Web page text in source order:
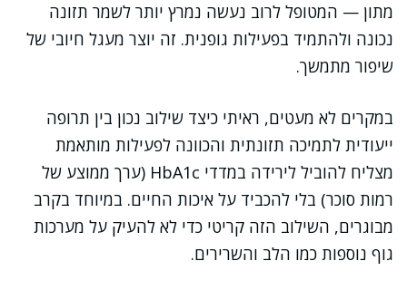
מתון — המטופל לרוב נעשה נמרץ יותר לשמר תזונה
נכונה ולהתמיד בפעילות גופנית. זה יוצר מעגל חיובי של
שיפור מתמשך.
במקרים לא מעטים, ראיתי כיצד שילוב נכון בין תרופה
ייעודית לתמיכה תזונתית והכוונה לפעילות מותאמת
מצליח להוביל לירידה במדדי HbA1c (ערך ממוצע של
רמות סוכר) בלי להכביד על איכות החיים. במיוחד בקרב
מבוגרים, השילוב הזה קריטי כדי לא להעיק על מערכות
גוף נוספות כמו הלב והשרירים.